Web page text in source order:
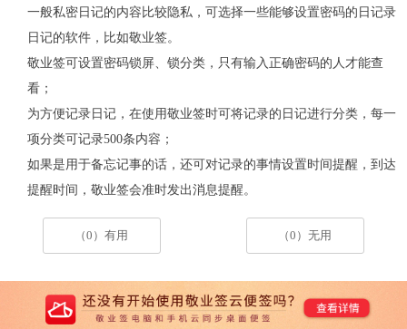
一般私密日记的内容比较隐私，可选择一些能够设置密码的日记录
日记的软件，比如敬业签。
敬业签可设置密码锁屏、锁分类，只有输入正确密码的人才能查
看；
为方便记录日记，在使用敬业签时可将记录的日记进行分类，每一
项分类可记录500条内容；
如果是用于备忘记事的话，还可对记录的事情设置时间提醒，到达
提醒时间，敬业签会准时发出消息提醒。
（0）有用 （0）无用